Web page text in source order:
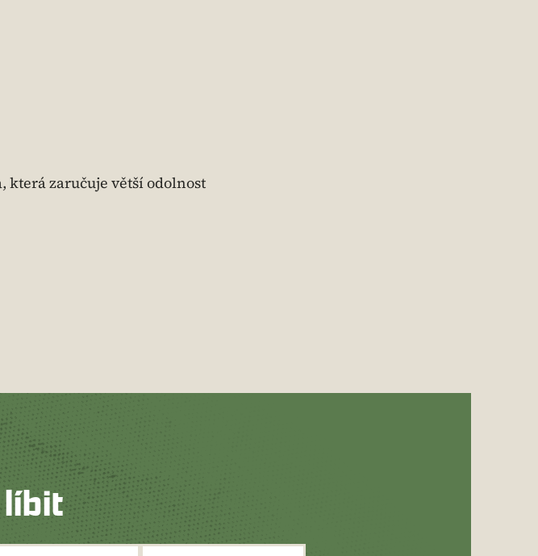
která zaručuje větší odolnost